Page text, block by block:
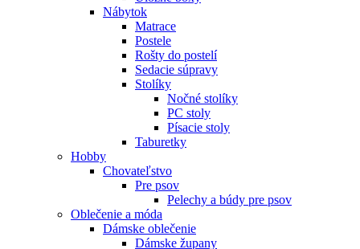
Nábytok
Matrace
Postele
Rošty do postelí
Sedacie súpravy
Stolíky
Nočné stolíky
PC stoly
Písacie stoly
Taburetky
Hobby
Chovateľstvo
Pre psov
Pelechy a búdy pre psov
Oblečenie a móda
Dámske oblečenie
Dámske župany